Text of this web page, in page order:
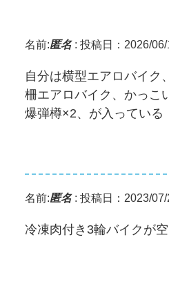
名前:匿名: 投稿日：2026/
自分は横型エアロバイク
柵エアロバイク、かっこ
爆弾樽×2、が入っている
名前:匿名: 投稿日：2023/
冷凍肉付き3輪バイクが